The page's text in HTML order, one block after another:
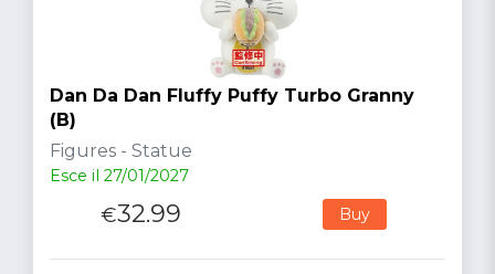
Dan Da Dan Fluffy Puffy Turbo Granny
(B)
Figures - Statue
Esce il 27/01/2027
€32.99 Buy